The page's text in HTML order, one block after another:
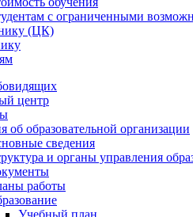
с ограниченными
(ЦК)
центр
об образовательной организации
сведения
и органы управления
работы
Учебный план